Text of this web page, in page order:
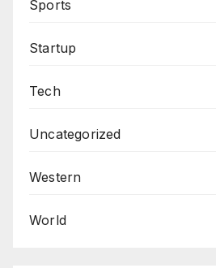
Sports
Startup
Tech
Uncategorized
Western
World